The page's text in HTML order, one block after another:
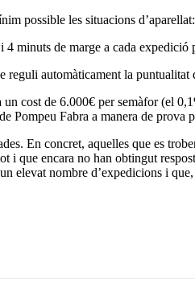
possible les situacions d’aparellat:
minuts de marge a cada
automàticament la
cost de 6.000€ per semàfor (el
Pompeu Fabra a manera de prova
En concret, aquelles que es
i que encara no han obtingut
elevat nombre d’expedicions i